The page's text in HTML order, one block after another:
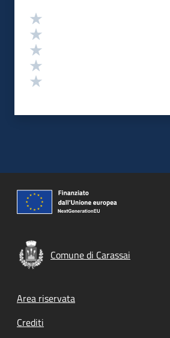
Valutazione
Comune di Carassai
Footer menu
Area riservata
Crediti